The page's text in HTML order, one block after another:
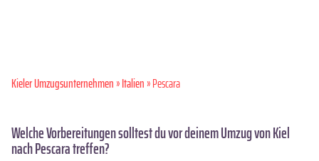
Kieler Umzugsunternehmen»Italien» Pescara
Welche Vorbereitungen solltest du vor deinem Umzug von Kiel
nach Pescara treffen?